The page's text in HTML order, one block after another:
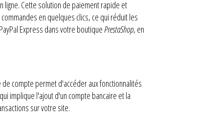
Cette solution de paiement rapide et
en quelques clics, ce qui réduit les
Express dans votre boutiquePrestaShop, en
compte permet d'accéder aux fonctionnalités
implique l'ajout d'un compte bancaire et la
sur votre site.